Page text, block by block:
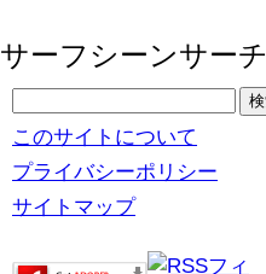
サーフシーンサーチ
このサイトについて
プライバシーポリシー
サイトマップ